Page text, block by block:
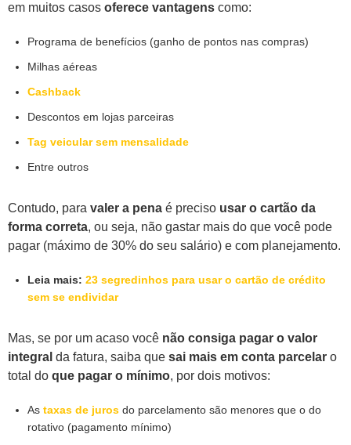
em muitos casos oferece vantagens como:
Programa de benefícios (ganho de pontos nas compras)
Milhas aéreas
Cashback
Descontos em lojas parceiras
Tag veicular sem mensalidade
Entre outros
Contudo, para valer a pena é preciso usar o cartão da
forma correta, ou seja, não gastar mais do que você pode
pagar (máximo de 30% do seu salário) e com planejamento.
Leia mais: 23 segredinhos para usar o cartão de crédito
sem se endividar
Mas, se por um acaso você não consiga pagar o valor
integral da fatura, saiba que sai mais em conta parcelar o
total do que pagar o mínimo, por dois motivos:
As taxas de juros do parcelamento são menores que o do
rotativo (pagamento mínimo)